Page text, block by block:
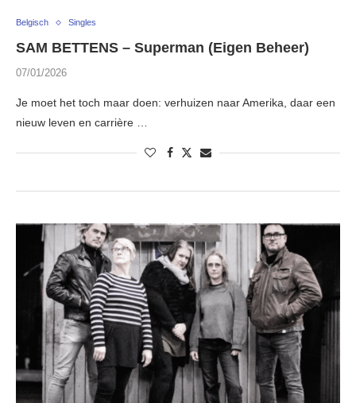
Belgisch Singles
SAM BETTENS – Superman (Eigen Beheer)
07/01/2026
Je moet het toch maar doen: verhuizen naar Amerika, daar een
nieuw leven en carrière …